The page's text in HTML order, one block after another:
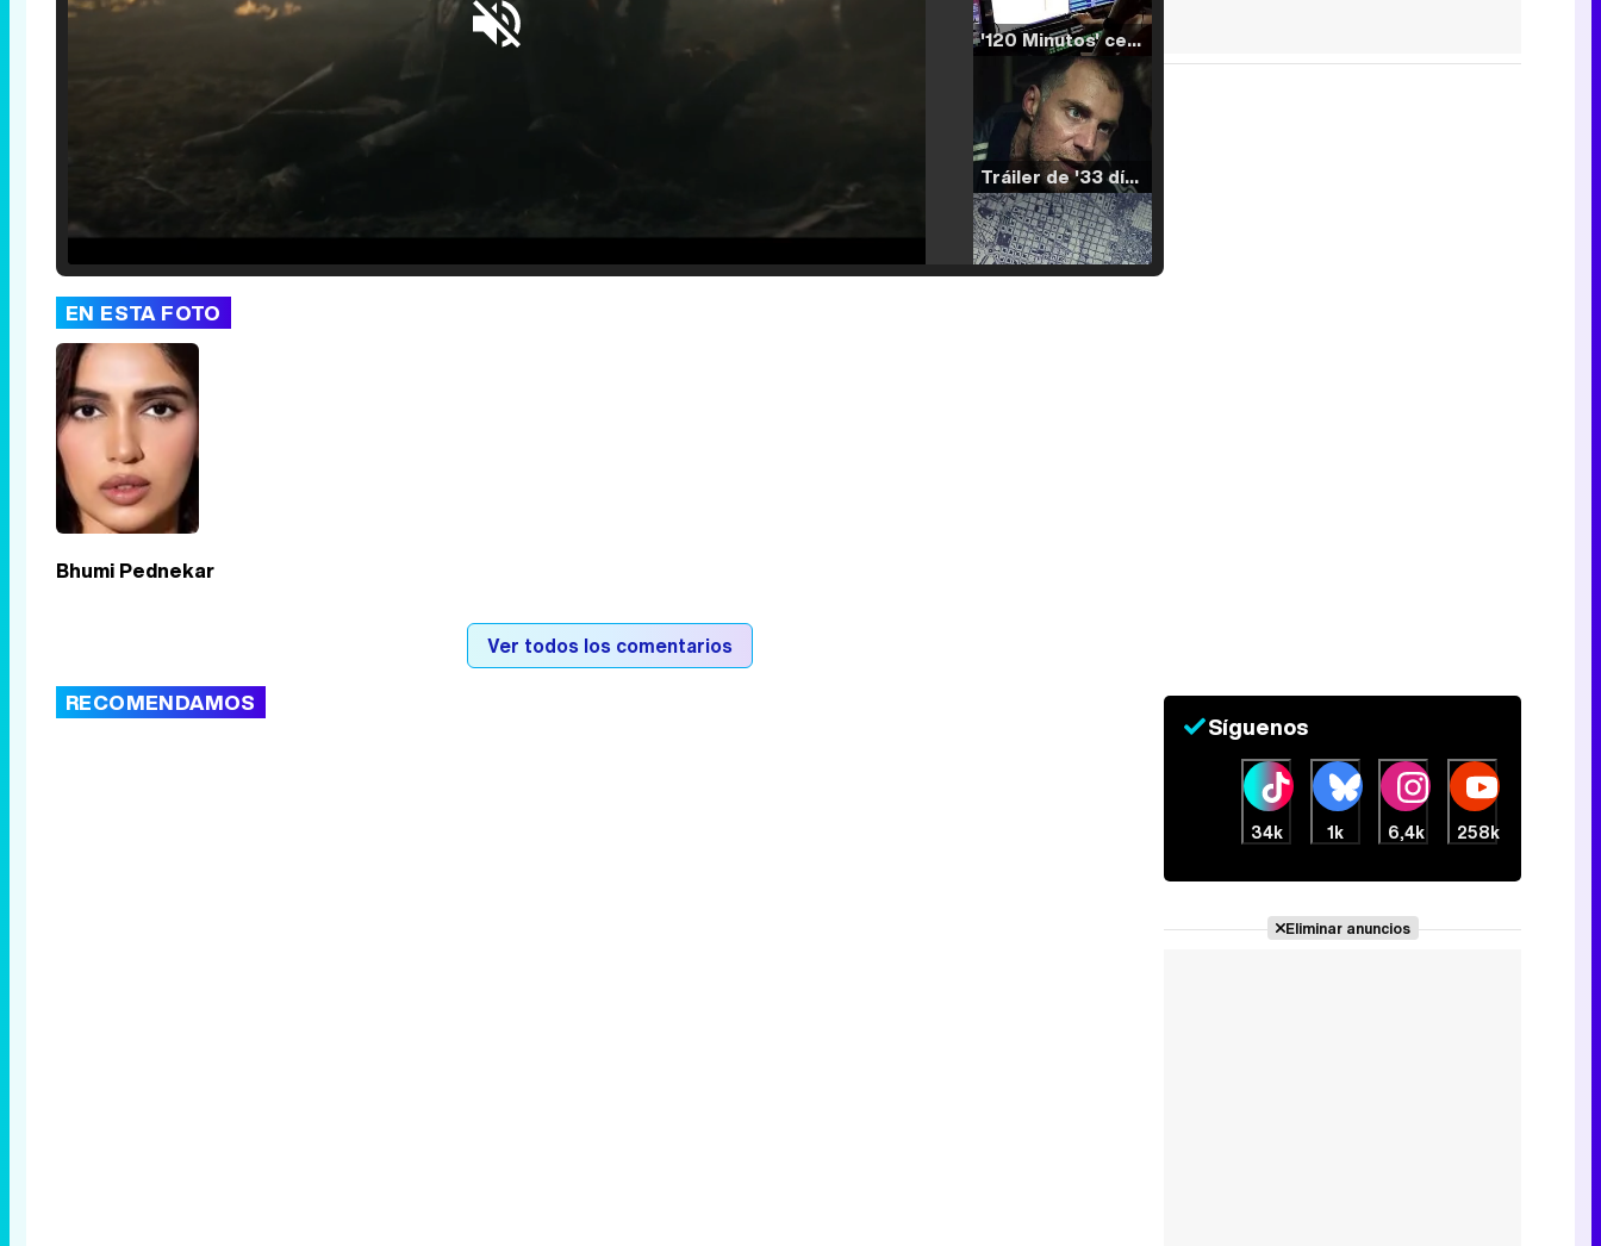
/
'120 Minutos' celebra sus 2.000 programas en Telemadrid con un vídeo del día a día en la redacción
Tráiler de '33 días', la nueva serie de Atresplayer con Julián Villagrán y José Manuel Poga
EN ESTA FOTO
Bhumi Pednekar
Ver todos los comentarios
RECOMENDAMOS
Síguenos
34k 1k 6,4k 258k
Eliminar anuncios